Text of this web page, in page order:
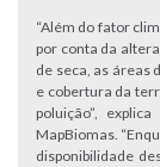
“Além do fator
por conta da
de seca, as áreas
e cobertura da
poluição”,
MapBiomas.
disponibilidade